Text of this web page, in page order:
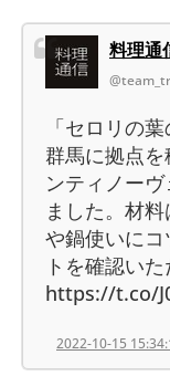
料理通
「セロリの
群馬に拠点を
ンティノー
ました。材
や鍋使いに
トを確認い
https://t.co/
2022-10-15